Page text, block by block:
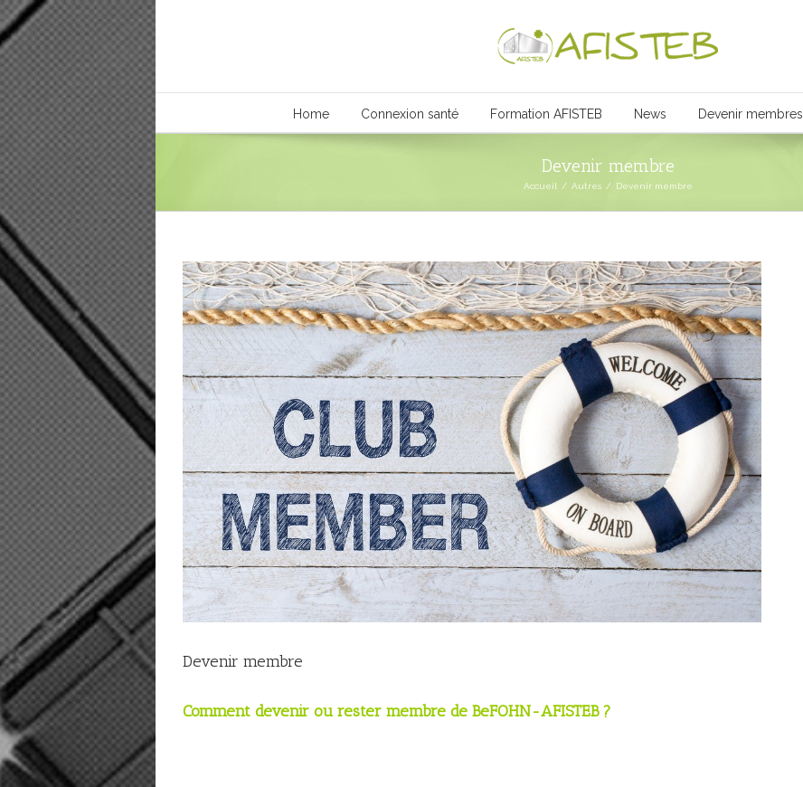
Home Connexion santé Formation AFISTEB News Devenir membres
Devenir membre
Accueil / Autres / Devenir membre
View
Larger
Image
Devenir membre
Comment devenir ou rester membre de BeFOHN-AFISTEB ?